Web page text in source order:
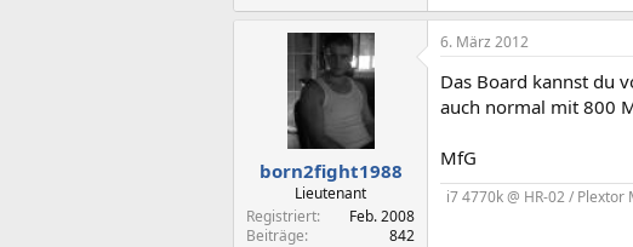
born2fight1988
Lieutenant
Registriert
Feb. 2008
Beiträge
842
6. März 2012
Das Board kannst du
auch normal mit 800
MfG
i7 4770k @ HR-02 /